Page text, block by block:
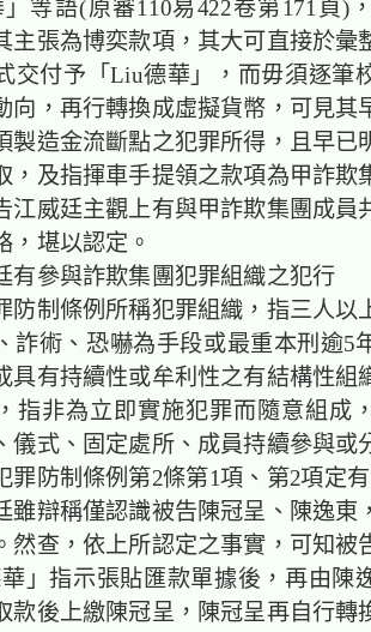
」等語(原審110易422卷第171頁)
主張為博奕款項，其大可直接於彙
交付予「Liu德華」，而毋須逐筆
向，再行轉換成虛擬貨幣，可見其
製造金流斷點之犯罪所得，且早已
，及指揮車手提領之款項為甲詐欺
江威廷主觀上有與甲詐欺集團成員
，堪以認定。
參與詐欺集團犯罪組織之犯行
制條例所稱犯罪組織，指三人以
詐術、恐嚇為手段或最重本刑逾5
具有持續性或牟利性之有結構性組
指非為立即實施犯罪而隨意組成
儀式、固定處所、成員持續參與或
罪防制條例第2條第1項、第2項定
辯稱僅認識被告陳冠呈、陳逸東
然查，依上所認定之事實，可知被
」指示張貼匯款單據後，再由陳
款後上繳陳冠呈，陳冠呈再自行轉